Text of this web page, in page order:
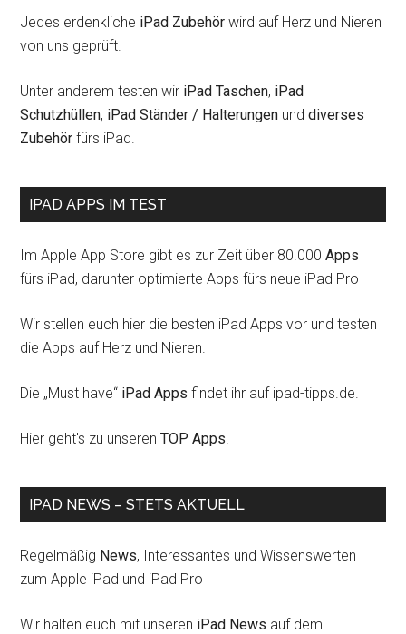
Jedes erdenkliche iPad Zubehör wird auf Herz und Nieren
von uns geprüft.
Unter anderem testen wir iPad Taschen, iPad
Schutzhüllen, iPad Ständer / Halterungen unddiverses
Zubehör fürs iPad.
IPAD APPS IM TEST
Im Apple App Store gibt es zur Zeit über 80.000Apps
fürs iPad, darunter optimierte Apps fürs neue iPad Pro
Wir stellen euch hier die besten iPad Apps vor und testen
die Apps auf Herz und Nieren.
Die „Must have“ iPad Apps findet ihr auf ipad-tipps.de.
Hier geht's zu unserenTOP Apps.
IPAD NEWS – STETS AKTUELL
Regelmäßig News, Interessantes und Wissenswerten
zum Apple iPad und iPad Pro
Wir halten euch mit unseren iPad News auf dem